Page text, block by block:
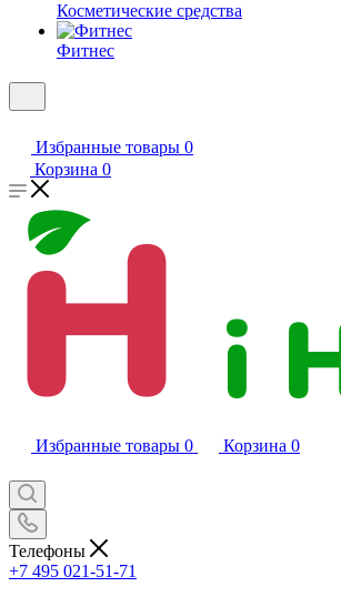
Косметические средства
Фитнес
Избранные товары 0
Корзина 0
Избранные товары 0 Корзина 0
Телефоны
+7 495 021-51-71